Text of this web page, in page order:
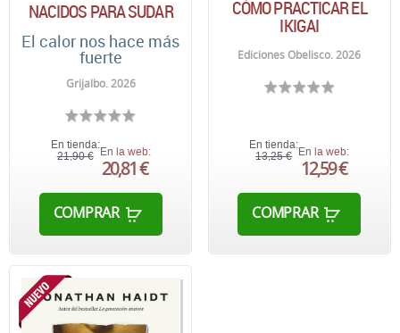
NACIDOS PARA SUDAR
El calor nos hace más
fuerte
Grijalbo. 2026
En tienda:
21,90 € En la web:
20,81 €
COMPRAR
CÓMO PRACTICAR EL
IKIGAI
Ediciones Obelisco. 2026
En tienda:
13,25 € En la web:
12,59 €
COMPRAR